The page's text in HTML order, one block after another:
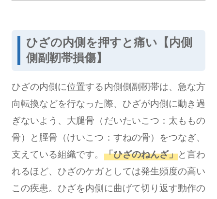
ひざの内側を押すと痛い【内側
側副靭帯損傷】
ひざの内側に位置する内側側副靭帯は、急な方
向転換などを行なった際、ひざが内側に動き過
ぎないよう、大腿骨（だいたいこつ：太ももの
骨）と脛骨（けいこつ：すねの骨）をつなぎ、
支えている組織です。 「ひざのねんざ」と言わ
れるほど、ひざのケガとしては発生頻度の高い
この疾患。ひざを内側に曲げて切り返す動作の